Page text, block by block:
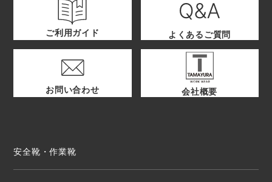
ご利用ガイド よくあるご質問
お問い合わせ 会社概要
安全靴・作業靴